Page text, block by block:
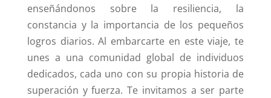
enseñándonos sobre la resiliencia, la
constancia y la importancia de los pequeños
logros diarios. Al embarcarte en este viaje, te
unes a una comunidad global de individuos
dedicados, cada uno con su propia historia de
superación y fuerza. Te invitamos a ser parte